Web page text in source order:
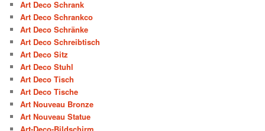
Art Deco Schrank
Art Deco Schrankco
Art Deco Schränke
Art Deco Schreibtisch
Art Deco Sitz
Art Deco Stuhl
Art Deco Tisch
Art Deco Tische
Art Nouveau Bronze
Art Nouveau Statue